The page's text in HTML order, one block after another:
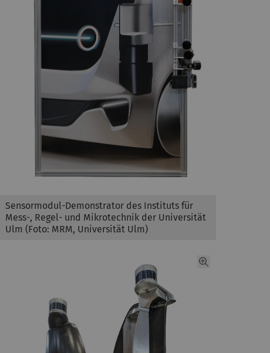
Sensormodul-Demonstrator des Instituts für
Mess-, Regel- und Mikrotechnik der Universität
Ulm (Foto: MRM, Universität Ulm)